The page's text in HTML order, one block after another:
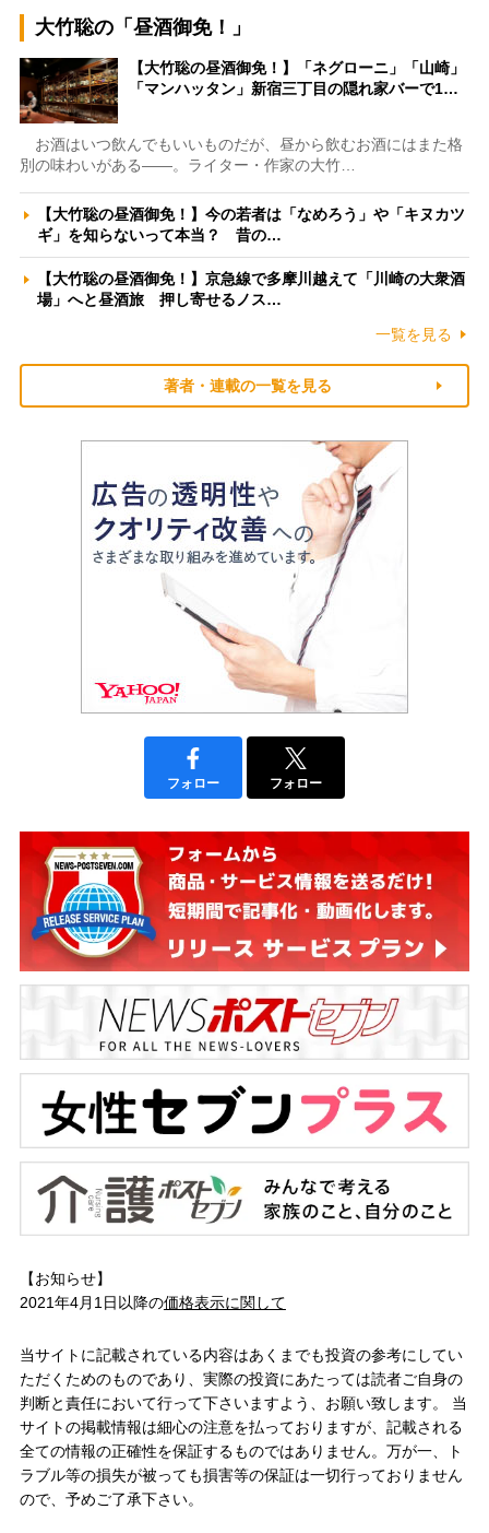
大竹聡の「昼酒御免！」
【大竹聡の昼酒御免！】「ネグローニ」「山崎」
「マンハッタン」新宿三丁目の隠れ家バーで1…
お酒はいつ飲んでもいいものだが、昼から飲むお酒にはまた格
別の味わいがある――。ライター・作家の大竹…
【大竹聡の昼酒御免！】今の若者は「なめろう」や「キヌカツ
ギ」を知らないって本当？ 昔の…
【大竹聡の昼酒御免！】京急線で多摩川越えて「川崎の大衆酒
場」へと昼酒旅 押し寄せるノス…
一覧を見る
著者・連載の一覧を見る
フォロー フォロー
【お知らせ】
2021年4月1日以降の価格表示に関して
当サイトに記載されている内容はあくまでも投資の参考にしてい
ただくためのものであり、実際の投資にあたっては読者ご自身の
判断と責任において行って下さいますよう、お願い致します。 当
サイトの掲載情報は細心の注意を払っておりますが、記載される
全ての情報の正確性を保証するものではありません。万が一、ト
ラブル等の損失が被っても損害等の保証は一切行っておりません
ので、予めご了承下さい。